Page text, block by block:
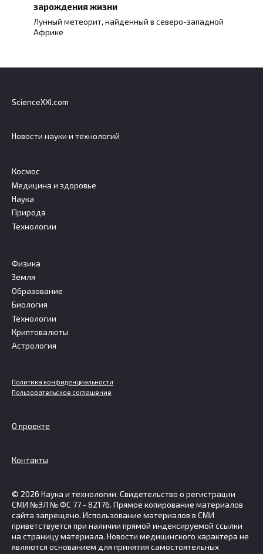
зарождения жизни
Лунный метеорит, найденный в северо-западной
Африке
ScienceXXI.com
Новости науки и технологий
Космос
Медицина и здоровье
Наука
Природа
Технологии
Физика
Земля
Образование
Биология
Технологии
Криптовалюты
Астрология
Политика конфиденциальности
Пользовательское соглашение
О проекте
Контакты
© 2026 Наука и технологии. Свидетельство о регистрации
СМИ №ЭЛ № ФС 77 - 82176. Прямое копирование материалов
сайта запрещено. Использование материалов в СМИ
приветствуется при наличии прямой индексируемой ссылки
на страницу материала. Новости медицинского характера не
являются основанием для принятия самостоятельных